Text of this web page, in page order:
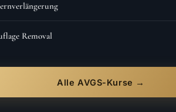
Removal
Alle AVGS-Kurse →